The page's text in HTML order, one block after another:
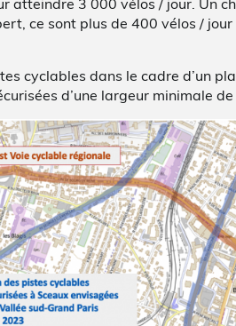
atteindre 3 000 vélos / jour. Un
ce sont plus de 400 vélos / jour
cyclables dans le cadre d’un
d’une largeur minimale de